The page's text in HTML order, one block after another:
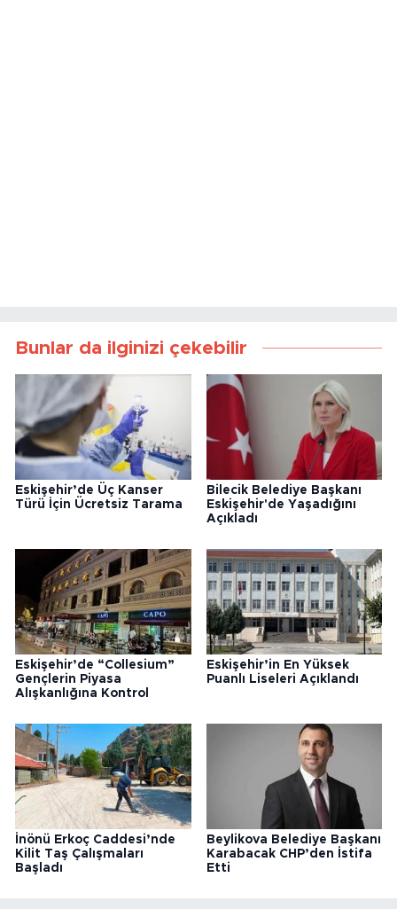
Bunlar da ilginizi çekebilir
Eskişehir’de Üç Kanser
Türü İçin Ücretsiz Tarama
Bilecik Belediye Başkanı
Eskişehir'de Yaşadığını
Açıkladı
Eskişehir’de “Collesium”
Gençlerin Piyasa
Alışkanlığına Kontrol
Eskişehir’in En Yüksek
Puanlı Liseleri Açıklandı
İnönü Erkoç Caddesi’nde
Kilit Taş Çalışmaları
Başladı
Beylikova Belediye Başkanı
Karabacak CHP’den İstifa
Etti